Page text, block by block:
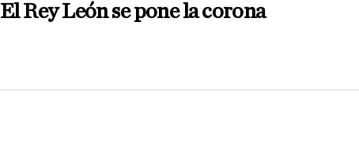
El Rey León se pone la corona